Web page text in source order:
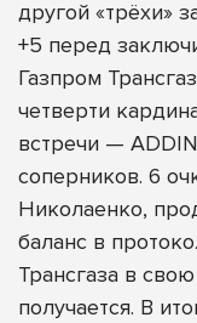
другой «трёхи»
+5 перед
Газпром
четверти
встречи —
соперников. 6
Николаенко,
баланс в
Трансгаза в
получается. В